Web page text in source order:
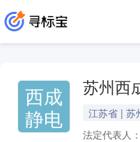
西成
静电
苏州西
江苏省 | 苏
法定代表人：